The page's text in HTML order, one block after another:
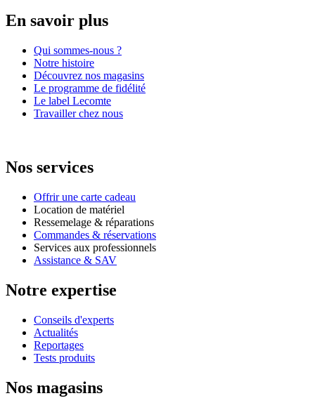
En savoir plus
Qui sommes-nous ?
Notre histoire
Découvrez nos magasins
Le programme de fidélité
Le label Lecomte
Travailler chez nous
Nos services
Offrir une carte cadeau
Location de matériel
Ressemelage & réparations
Commandes & réservations
Services aux professionnels
Assistance & SAV
Notre expertise
Conseils d'experts
Actualités
Reportages
Tests produits
Nos magasins